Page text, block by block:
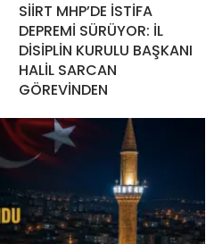
SİİRT MHP’DE İSTİFA
DEPREMİ SÜRÜYOR: İL
DİSİPLİN KURULU BAŞKANI
HALİL SARCAN
GÖREVİNDEN